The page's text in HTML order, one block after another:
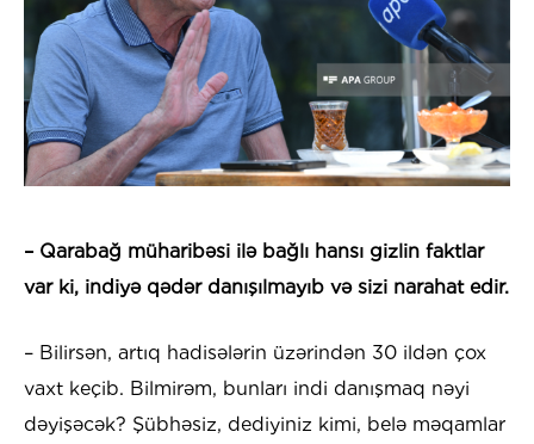
– Qarabağ müharibəsi ilə bağlı hansı gizlin faktlar
var ki, indiyə qədər danışılmayıb və sizi narahat edir.
– Bilirsən, artıq hadisələrin üzərindən 30 ildən çox
vaxt keçib. Bilmirəm, bunları indi danışmaq nəyi
dəyişəcək? Şübhəsiz, dediyiniz kimi, belə məqamlar